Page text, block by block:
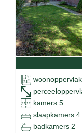
kamers 5
slaapkamers 4
badkamers 2